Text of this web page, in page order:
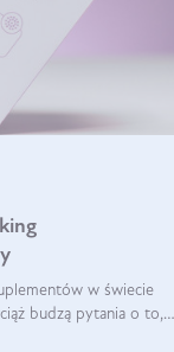
w świecie
budzą pytania o to,